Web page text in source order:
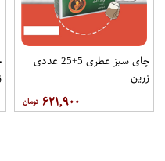
چای سبز عطری 5+25 عددی
زرین
۶۲۱,۹۰۰